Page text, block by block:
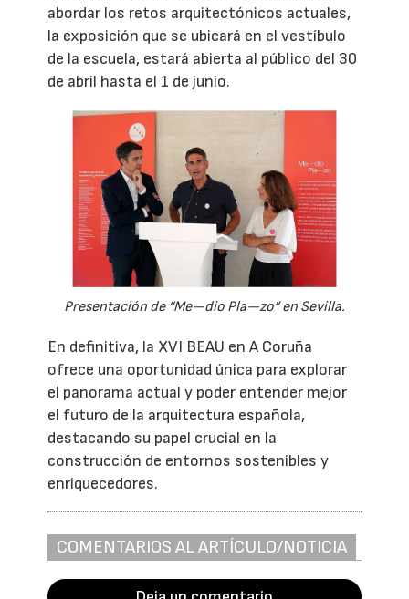
abordar los retos arquitectónicos actuales,
la exposición que se ubicará en el vestíbulo
de la escuela, estará abierta al público del 30
de abril hasta el 1 de junio.
Presentación de “Me—dio Pla—zo” en Sevilla.
En definitiva, la XVI BEAU en A Coruña
ofrece una oportunidad única para explorar
el panorama actual y poder entender mejor
el futuro de la arquitectura española,
destacando su papel crucial en la
construcción de entornos sostenibles y
enriquecedores.
COMENTARIOS AL ARTÍCULO/NOTICIA